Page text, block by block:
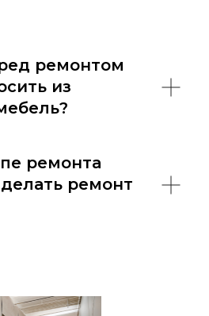
ремонтом
из
ремонта
ремонт